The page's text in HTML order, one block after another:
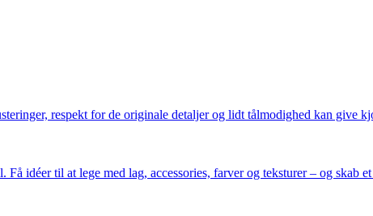
respekt for de originale detaljer og lidt tålmodighed kan give
idéer til at lege med lag, accessories, farver og teksturer – og skab